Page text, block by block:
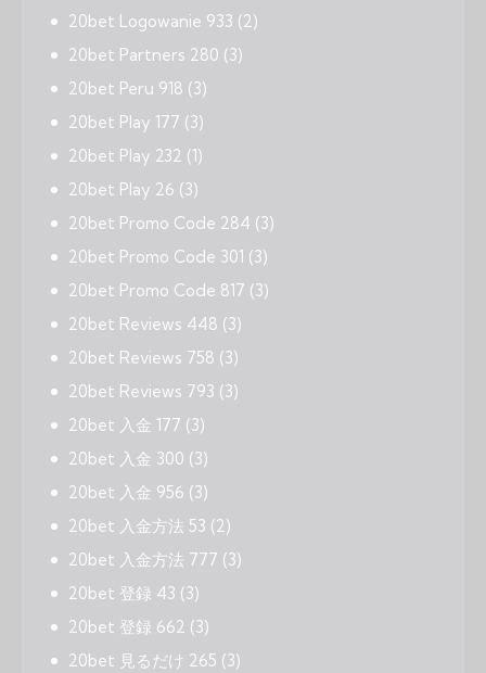
20bet Logowanie 933 (2)
20bet Partners 280 (3)
20bet Peru 918 (3)
20bet Play 177 (3)
20bet Play 232 (1)
20bet Play 26 (3)
20bet Promo Code 284 (3)
20bet Promo Code 301 (3)
20bet Promo Code 817 (3)
20bet Reviews 448 (3)
20bet Reviews 758 (3)
20bet Reviews 793 (3)
20bet 入金 177 (3)
20bet 入金 300 (3)
20bet 入金 956 (3)
20bet 入金方法 53 (2)
20bet 入金方法 777 (3)
20bet 登録 43 (3)
20bet 登録 662 (3)
20bet 見るだけ 265 (3)